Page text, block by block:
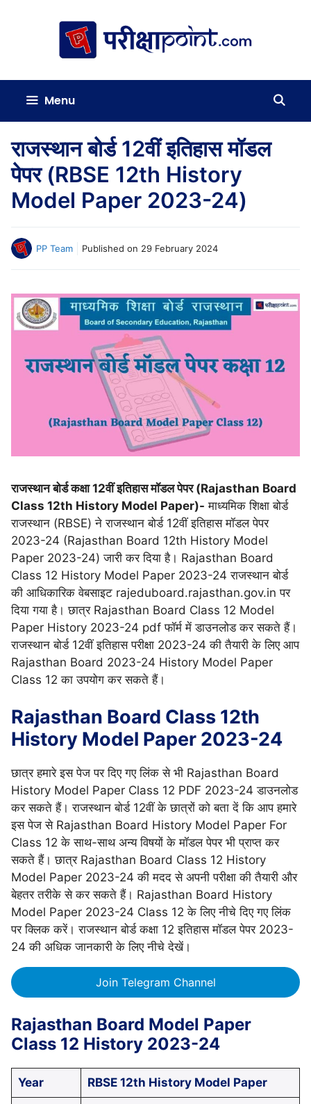
Menu
राजस्थान बोर्ड 12वीं इतिहास मॉडल
पेपर (RBSE 12th History
Model Paper 2023-24)
PP Team Published on 29 February 2024
राजस्थान बोर्ड कक्षा 12वीं इतिहास मॉडल पेपर (Rajasthan Board
Class 12th History Model Paper)- माध्यमिक शिक्षा बोर्ड
राजस्थान (RBSE) ने राजस्थान बोर्ड 12वीं इतिहास मॉडल पेपर
2023-24 (Rajasthan Board 12th History Model
Paper 2023-24) जारी कर दिया है। Rajasthan Board
Class 12 History Model Paper 2023-24 राजस्थान बोर्ड
की आधिकारिक वेबसाइट rajeduboard.rajasthan.gov.in पर
दिया गया है। छात्र Rajasthan Board Class 12 Model
Paper History 2023-24 pdf फॉर्म में डाउनलोड कर सकते हैं।
राजस्थान बोर्ड 12वीं इतिहास परीक्षा 2023-24 की तैयारी के लिए आप
Rajasthan Board 2023-24 History Model Paper
Class 12 का उपयोग कर सकते हैं।
Rajasthan Board Class 12th
History Model Paper 2023-24
छात्र हमारे इस पेज पर दिए गए लिंक से भी Rajasthan Board
History Model Paper Class 12 PDF 2023-24 डाउनलोड
कर सकते हैं। राजस्थान बोर्ड 12वीं के छात्रों को बता दें कि आप हमारे
इस पेज से Rajasthan Board History Model Paper For
Class 12 के साथ-साथ अन्य विषयों के मॉडल पेपर भी प्राप्त कर
सकते हैं। छात्र Rajasthan Board Class 12 History
Model Paper 2023-24 की मदद से अपनी परीक्षा की तैयारी और
बेहतर तरीके से कर सकते हैं। Rajasthan Board History
Model Paper 2023-24 Class 12 के लिए नीचे दिए गए लिंक
पर क्लिक करें। राजस्थान बोर्ड कक्षा 12 इतिहास मॉडल पेपर 2023-
24 की अधिक जानकारी के लिए नीचे देखें।
Join Telegram Channel
Rajasthan Board Model Paper
Class 12 History 2023-24
Year RBSE 12th History Model Paper